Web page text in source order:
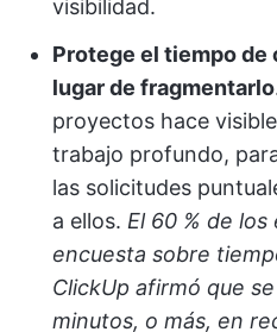
visibilidad.
Protege el tiempo
lugar de fragmentarlo
proyectos hace
trabajo profundo,
las solicitudes
a ellos. El 60 % de
encuesta sobre
ClickUp afirmó que
minutos, o más, en